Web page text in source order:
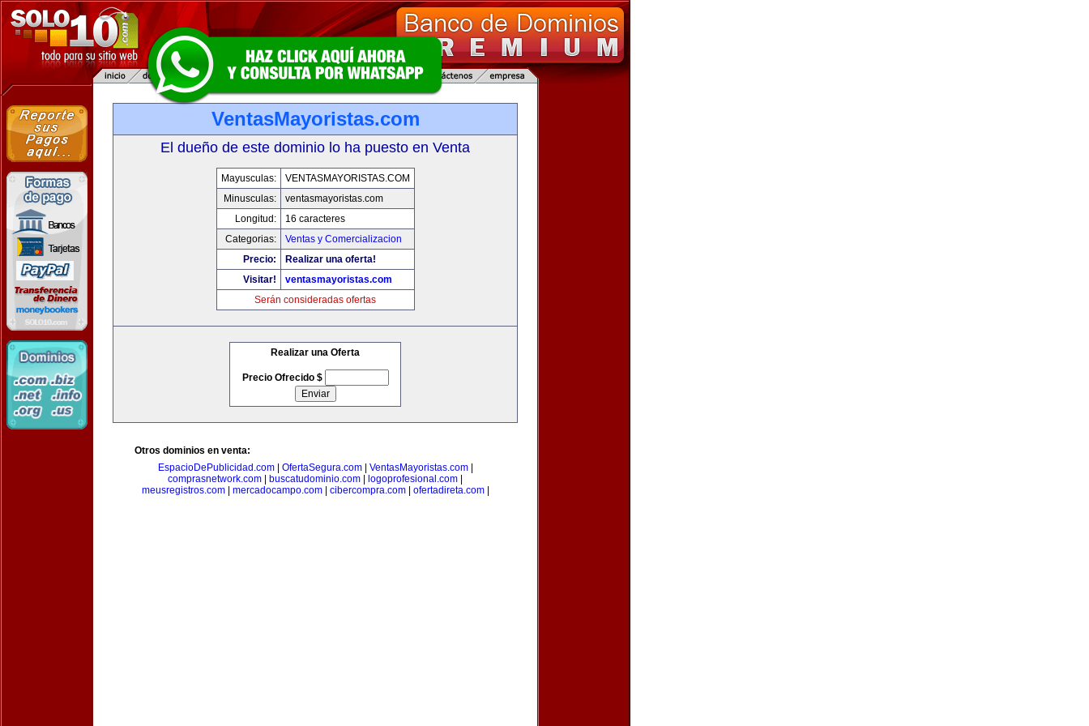
VentasMayoristas.com
El dueño de este dominio lo ha puesto en Venta
Mayusculas:
VENTASMAYORISTAS.COM
Minusculas:
ventasmayoristas.com
Longitud:
16 caracteres
Categorias:
Ventas y Comercializacion
Precio:
Realizar una oferta!
Visitar!
ventasmayoristas.com
Serán consideradas ofertas
Realizar una Oferta
Precio Ofrecido $
Otros dominios en venta:
EspacioDePublicidad.com| OfertaSegura.com| VentasMayoristas.com|
comprasnetwork.com
buscatudominio.com logoprofesional.com
meusregistros.com| mercadocampo.com| cibercompra.com| ofertadireta.com|